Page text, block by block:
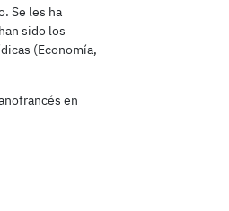
Se les ha
sido los
(Economía,
en